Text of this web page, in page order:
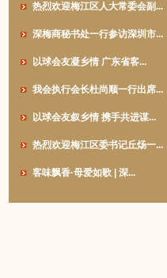
热烈欢迎梅江区人大常委会副...
深梅商秘书处一行参访深圳市...
以球会友凝乡情 广东省客...
我会执行会长杜尚顺一行出席...
以球会友叙乡情 携手共进谋...
热烈欢迎梅江区委书记丘炀一...
客味飘香·母爱如歌 | 深...